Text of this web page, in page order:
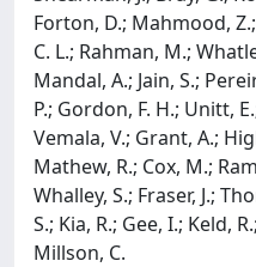
Forton, D.; Mahmood,
C. L.; Rahman, M.;
Mandal, A.; Jain, S.;
P.; Gordon, F. H.; Unitt,
Vemala, V.; Grant, A.;
Mathew, R.; Cox, M.;
Whalley, S.; Fraser, J.;
S.; Kia, R.; Gee, I.; Keld,
Millson, C.